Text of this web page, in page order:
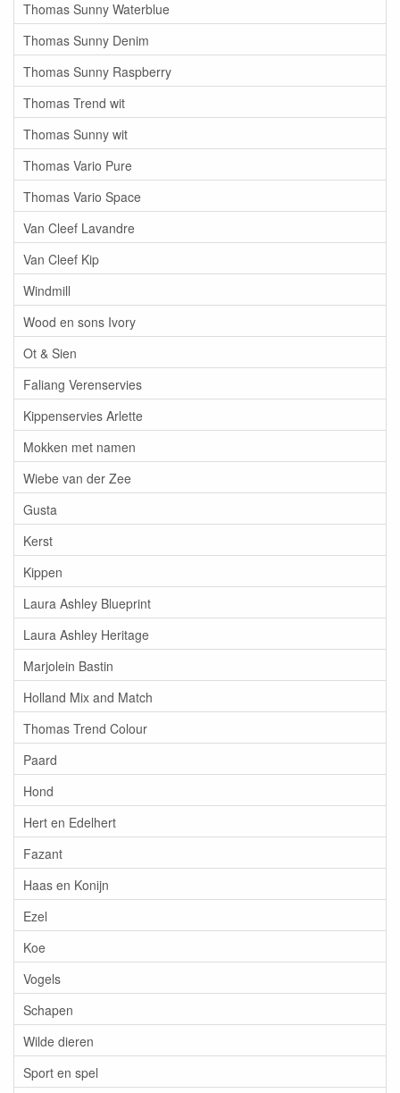
Thomas Sunny Waterblue
Thomas Sunny Denim
Thomas Sunny Raspberry
Thomas Trend wit
Thomas Sunny wit
Thomas Vario Pure
Thomas Vario Space
Van Cleef Lavandre
Van Cleef Kip
Windmill
Wood en sons Ivory
Ot & Sien
Faliang Verenservies
Kippenservies Arlette
Mokken met namen
Wiebe van der Zee
Gusta
Kerst
Kippen
Laura Ashley Blueprint
Laura Ashley Heritage
Marjolein Bastin
Holland Mix and Match
Thomas Trend Colour
Paard
Hond
Hert en Edelhert
Fazant
Haas en Konijn
Ezel
Koe
Vogels
Schapen
Wilde dieren
Sport en spel